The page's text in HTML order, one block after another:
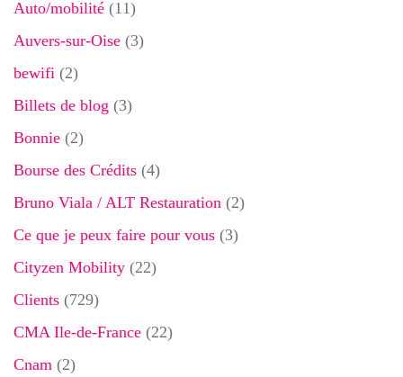
Auto/mobilité (11)
Auvers-sur-Oise (3)
bewifi (2)
Billets de blog (3)
Bonnie (2)
Bourse des Crédits (4)
Bruno Viala / ALT Restauration (2)
Ce que je peux faire pour vous (3)
Cityzen Mobility (22)
Clients (729)
CMA Ile-de-France (22)
Cnam (2)